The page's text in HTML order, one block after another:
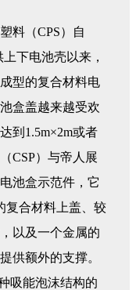
料（CPS）自
下电池壳以来，
型的复合材料电
盒盖越来越受欢
到1.5m×2m或者
CSP）与帝人展
池盒示范件，它
复合材料上盖、较
以及一个金属的
供额外的支撑。
吸能泡沫结构的